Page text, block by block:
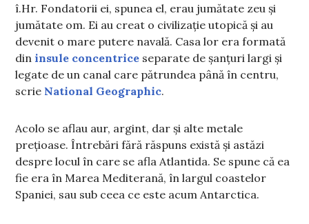
î.Hr. Fondatorii ei, spunea el, erau jumătate zeu și
jumătate om. Ei au creat o civilizație utopică și au
devenit o mare putere navală. Casa lor era formată
din insule concentrice separate de șanțuri largi și
legate de un canal care pătrundea până în centru,
scrie National Geographic.
Acolo se aflau aur, argint, dar și alte metale
prețioase. Întrebări fără răspuns există și astăzi
despre locul în care se afla Atlantida. Se spune că ea
fie era în Marea Mediterană, în largul coastelor
Spaniei, sau sub ceea ce este acum Antarctica.